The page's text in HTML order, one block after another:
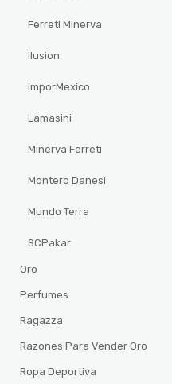
Ferreti Minerva
Ilusion
ImporMexico
Lamasini
Minerva Ferreti
Montero Danesi
Mundo Terra
SCPakar
Oro
Perfumes
Ragazza
Razones Para Vender Oro
Ropa Deportiva